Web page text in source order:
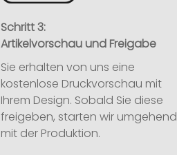
Schritt 3:
Artikelvorschau und Freigabe
Sie erhalten von uns eine
kostenlose Druckvorschau mit
Ihrem Design. Sobald Sie diese
freigeben, starten wir umgehend
mit der Produktion.